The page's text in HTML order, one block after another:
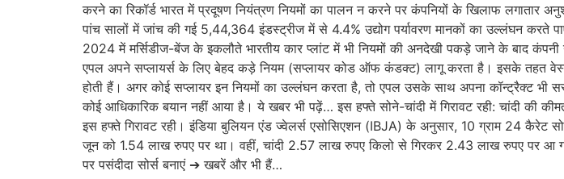
करने का रिकॉर्ड भारत में प्रदूषण नियंत्रण नियमों का पालन न करने पर कंपनियों के खिलाफ लगातार
पांच सालों में जांच की गई 5,44,364 इंडस्ट्रीज में से 4.4% उद्योग पर्यावरण मानकों का उल्लंघन करते
2024 में मर्सिडीज-बेंज के इकलौते भारतीय कार प्लांट में भी नियमों की अनदेखी पकड़े जाने के बाद
एपल अपने सप्लायर्स के लिए बेहद कड़े नियम (सप्लायर कोड ऑफ कंडक्ट) लागू करता है। इसके तहत
होती हैं। अगर कोई सप्लायर इन नियमों का उल्लंघन करता है, तो एपल उसके साथ अपना कॉन्ट्रैक्ट
कोई आधिकारिक बयान नहीं आया है। ये खबर भी पढ़ें… इस हफ्ते सोने-चांदी में गिरावट रही: चांदी
इस हफ्ते गिरावट रही। इंडिया बुलियन एंड ज्वेलर्स एसोसिएशन (IBJA) के अनुसार, 10 ग्राम 24
जून को 1.54 लाख रुपए पर था। वहीं, चांदी 2.57 लाख रुपए किलो से गिरकर 2.43 लाख रुपए पर
पर पसंदीदा सोर्स बनाएं ➔ खबरें और भी हैं…